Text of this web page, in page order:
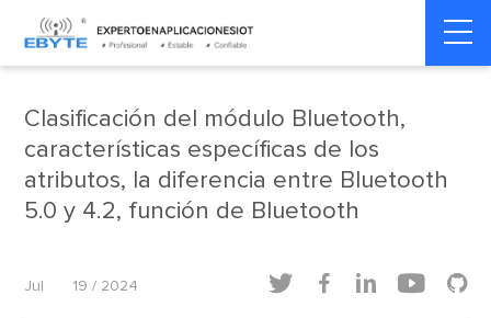
Home > Dinámica del producto Dinámica del producto
Clasificación del módulo Bluetooth,
características específicas de los
atributos, la diferencia entre Bluetooth
5.0 y 4.2, función de Bluetooth
Jul 19 / 2024     